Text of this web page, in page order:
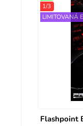
Flashpoint
1/3
LIMITOVANÁ